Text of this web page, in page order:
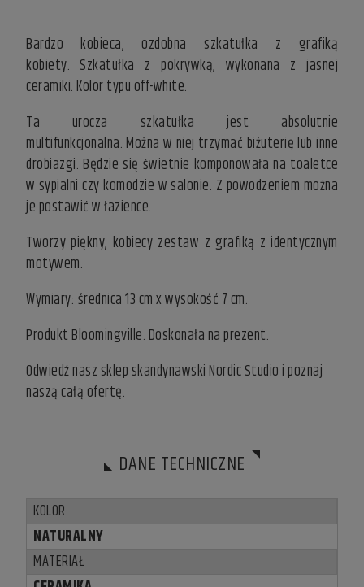
Bardzo kobieca, ozdobna szkatułka z grafiką
kobiety. Szkatułka z pokrywką, wykonana z jasnej
ceramiki. Kolor typu off-white.
Ta urocza szkatułka jest absolutnie
multifunkcjonalna. Można w niej trzymać biżuterię lub inne
drobiazgi. Będzie się świetnie komponowała na toaletce
w sypialni czy komodzie w salonie. Z powodzeniem można
je postawić w łazience.
Tworzy piękny, kobiecy zestaw z grafiką z identycznym
motywem.
Wymiary: średnica 13 cm x wysokość 7 cm.
Produkt Bloomingville. Doskonała na prezent.
Odwiedź nasz sklep skandynawski Nordic Studio i poznaj
naszą całą ofertę.
DANE TECHNICZNE
KOLOR
NATURALNY
MATERIAŁ